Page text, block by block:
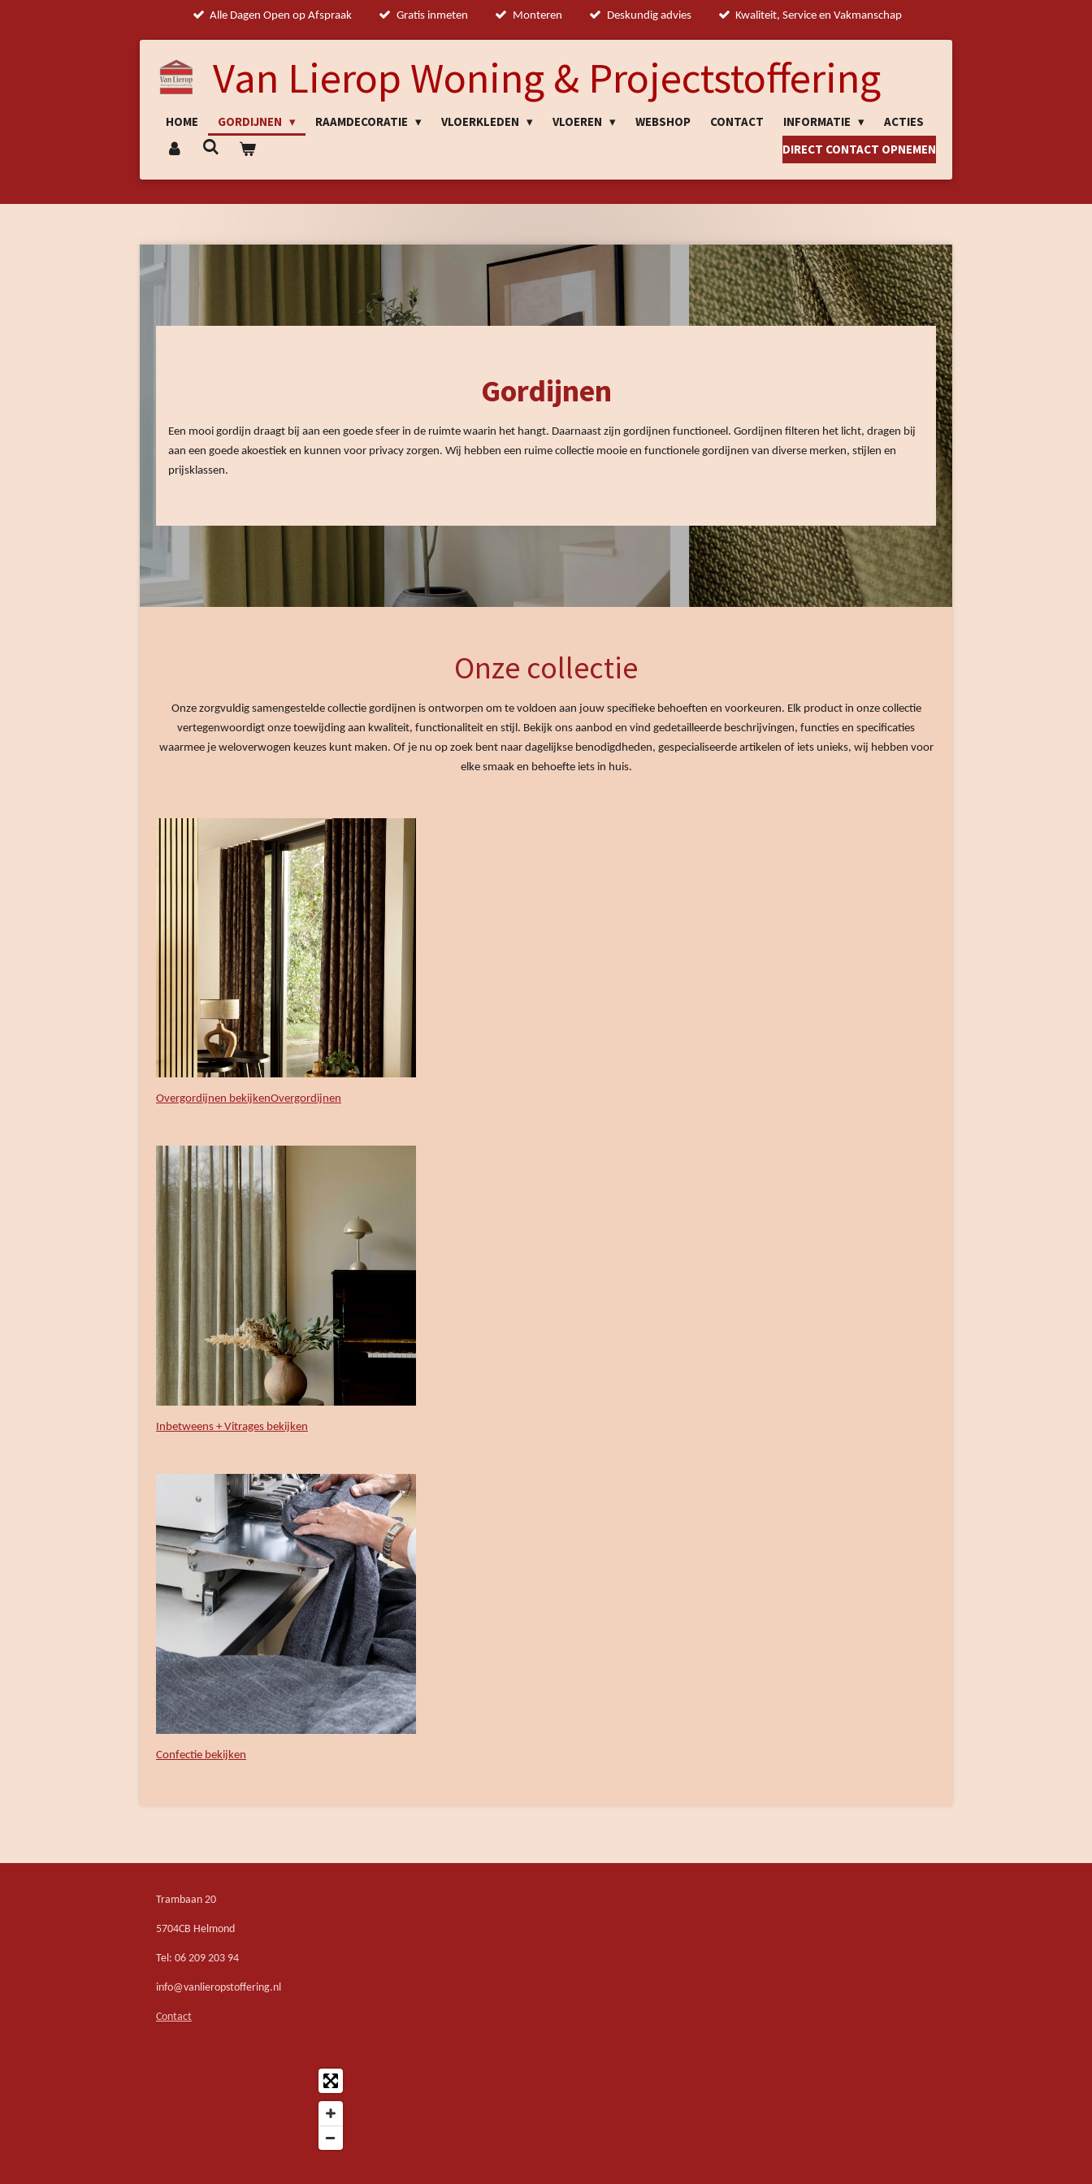
Alle Dagen Open op Afspraak Gratis inmeten Monteren Deskundig advies Kwaliteit, Service en Vakmanschap
Van Lierop Woning & Projectstoffering
HOME GORDIJNEN RAAMDECORATIE VLOERKLEDEN VLOEREN WEBSHOP CONTACT INFORMATIE
ACTIES
DIRECT CONTACT OPNEMEN
Gordijnen
Een mooi gordijn draagt bij aan een goede sfeer in de ruimte waarin het hangt. Daarnaast zijn gordijnen functioneel. Gordijnen filteren het licht, dragen bij
aan een goede akoestiek en kunnen voor privacy zorgen. Wij hebben een ruime collectie mooie en functionele gordijnen van diverse merken, stijlen en
prijsklassen.
Onze collectie
Onze zorgvuldig samengestelde collectie gordijnen is ontworpen om te voldoen aan jouw specifieke behoeften en voorkeuren. Elk product in onze collectie
vertegenwoordigt onze toewijding aan kwaliteit, functionaliteit en stijl. Bekijk ons aanbod en vind gedetailleerde beschrijvingen, functies en specificaties
waarmee je weloverwogen keuzes kunt maken. Of je nu op zoek bent naar dagelijkse benodigdheden, gespecialiseerde artikelen of iets unieks, wij hebben voor
elke smaak en behoefte iets in huis.
Overgordijnen bekijkenOvergordijnen
Inbetweens + Vitrages bekijken
Confectie bekijken
Trambaan 20
5704CB Helmond
Tel: 06 209 203 94
info@vanlieropstoffering.nl
Contact